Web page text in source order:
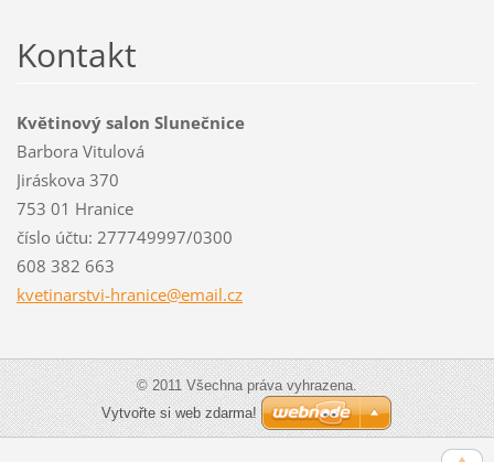
Kontakt
Květinový salon Slunečnice
Barbora Vitulová
Jiráskova 370
753 01 Hranice
číslo účtu: 277749997/0300
608 382 663
kvetinarstvi-hranice@email.cz
© 2011 Všechna práva vyhrazena.
Vytvořte si web zdarma!